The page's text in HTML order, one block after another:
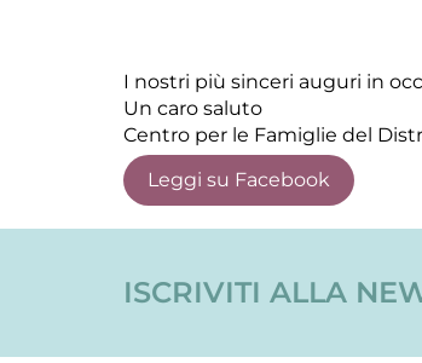
I nostri più sinceri auguri in
Un caro saluto
Centro per le Famiglie del
Leggi su Facebook
ISCRIVITI ALLA